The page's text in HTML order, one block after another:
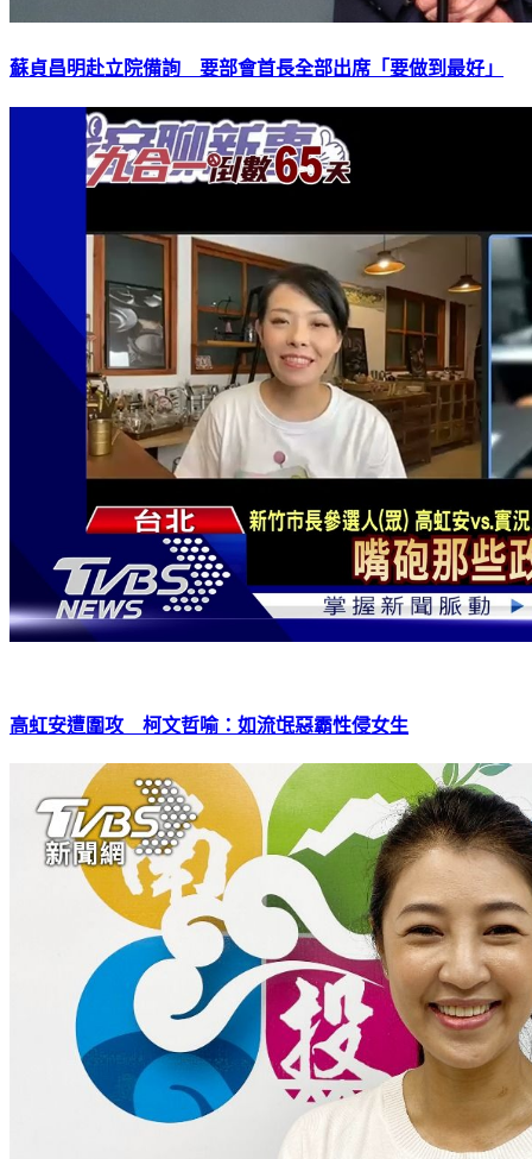
蘇貞昌明赴立院備詢 要部會首長全部出席「要做到最好」
高虹安遭圍攻 柯文哲喻：如流氓惡霸性侵女生